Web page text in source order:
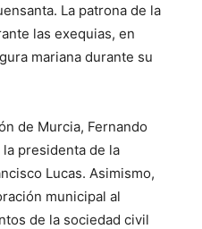
La patrona de la
las exequias, en
mariana durante su
de Murcia, Fernando
presidenta de la
Lucas. Asimismo,
municipal al
de la sociedad civil